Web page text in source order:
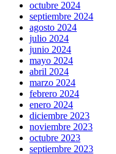
octubre 2024
septiembre 2024
agosto 2024
julio 2024
junio 2024
mayo 2024
abril 2024
marzo 2024
febrero 2024
enero 2024
diciembre 2023
noviembre 2023
octubre 2023
septiembre 2023